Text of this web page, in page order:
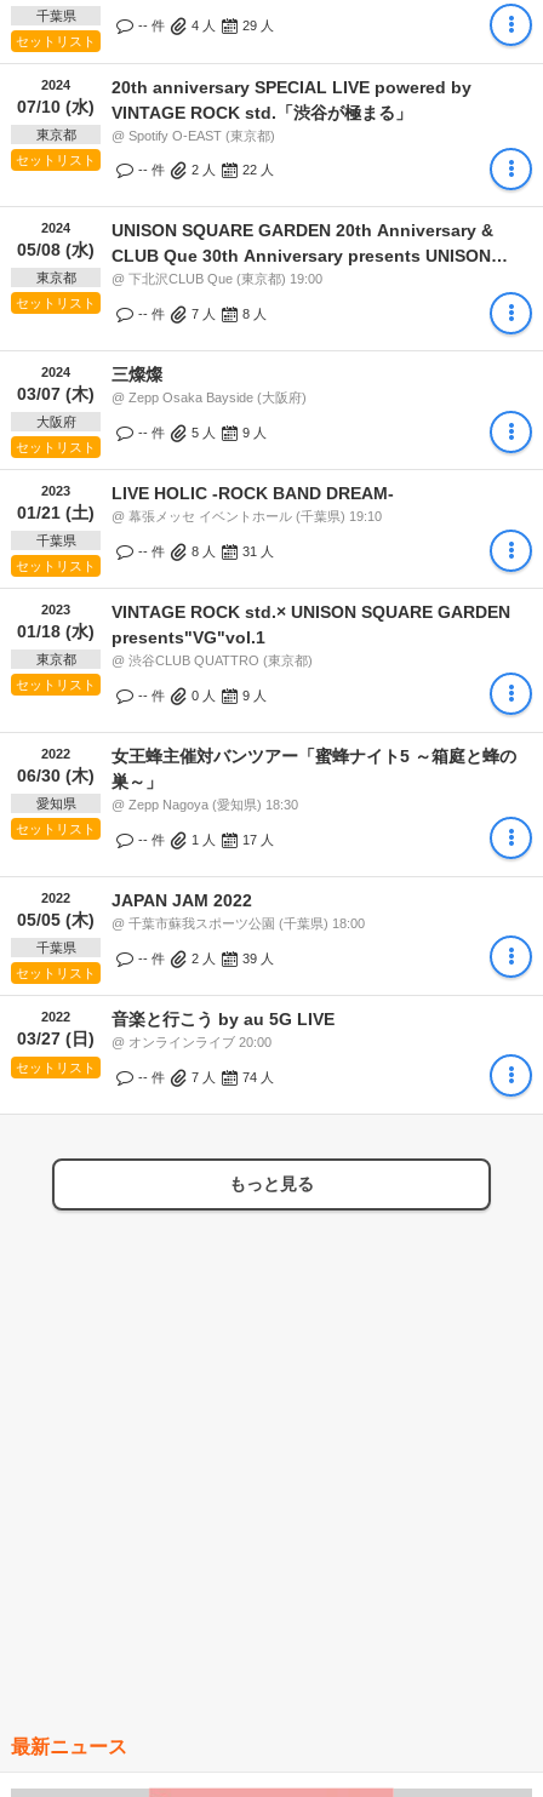
千葉県
セットリスト
-- 件 4 人 29 人
2024
07/10 (水)
東京都
セットリスト
20th anniversary SPECIAL LIVE powered by
VINTAGE ROCK std.「渋谷が極まる」
@ Spotify O-EAST (東京都)
-- 件 2 人 22 人
2024
05/08 (水)
東京都
セットリスト
UNISON SQUARE GARDEN 20th Anniversary &
CLUB Que 30th Anniversary presents UNISON
SQUARE GARDEN ワンマンライブ "流星前夜 -
rebirth-"
@ 下北沢CLUB Que (東京都) 19:00
-- 件 7 人 8 人
2024
03/07 (木)
大阪府
セットリスト
三燦燦
@ Zepp Osaka Bayside (大阪府)
-- 件 5 人 9 人
2023
01/21 (土)
千葉県
セットリスト
LIVE HOLIC -ROCK BAND DREAM-
@ 幕張メッセ イベントホール (千葉県) 19:10
-- 件 8 人 31 人
2023
01/18 (水)
東京都
セットリスト
VINTAGE ROCK std.× UNISON SQUARE GARDEN
presents"VG"vol.1
@ 渋谷CLUB QUATTRO (東京都)
-- 件 0 人 9 人
2022
06/30 (木)
愛知県
セットリスト
女王蜂主催対バンツアー「蜜蜂ナイト5 ～箱庭と蜂の
巣～」
@ Zepp Nagoya (愛知県) 18:30
-- 件 1 人 17 人
2022
05/05 (木)
千葉県
セットリスト
JAPAN JAM 2022
@ 千葉市蘇我スポーツ公園 (千葉県) 18:00
-- 件 2 人 39 人
2022
03/27 (日)
セットリスト
音楽と行こう by au 5G LIVE
@ オンラインライブ 20:00
-- 件 7 人 74 人
もっと見る
最新ニュース